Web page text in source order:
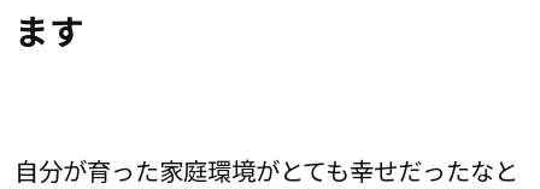
ます
自分が育った家庭環境がとても幸せだったなと